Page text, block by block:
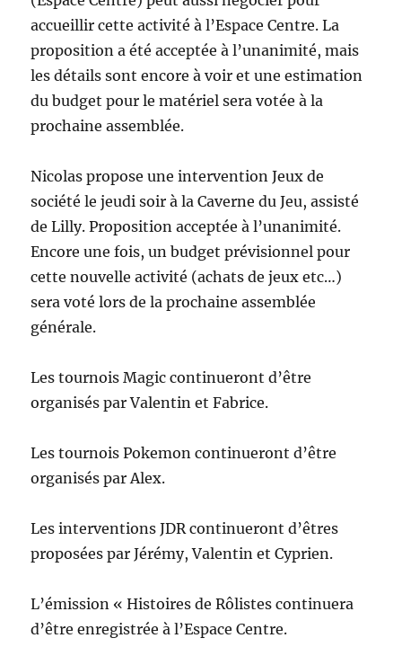
accueillir cette activité à l’Espace Centre. La
proposition a été acceptée à l’unanimité, mais
les détails sont encore à voir et une estimation
du budget pour le matériel sera votée à la
prochaine assemblée.
Nicolas propose une intervention Jeux de
société le jeudi soir à la Caverne du Jeu, assisté
de Lilly. Proposition acceptée à l’unanimité.
Encore une fois, un budget prévisionnel pour
cette nouvelle activité (achats de jeux etc…)
sera voté lors de la prochaine assemblée
générale.
Les tournois Magic continueront d’être
organisés par Valentin et Fabrice.
Les tournois Pokemon continueront d’être
organisés par Alex.
Les interventions JDR continueront d’êtres
proposées par Jérémy, Valentin et Cyprien.
L’émission « Histoires de Rôlistes continuera
d’être enregistrée à l’Espace Centre.